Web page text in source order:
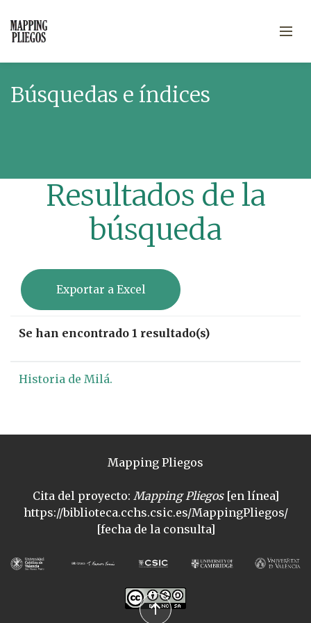
Búsquedas e índices
Resultados de la
búsqueda
Exportar a Excel
Se han encontrado 1 resultado(s)
Historia de Milá.
Mapping Pliegos
Cita del proyecto: Mapping Pliegos[en línea]
https://biblioteca.cchs.csic.es/MappingPliegos/
[fecha de la consulta]